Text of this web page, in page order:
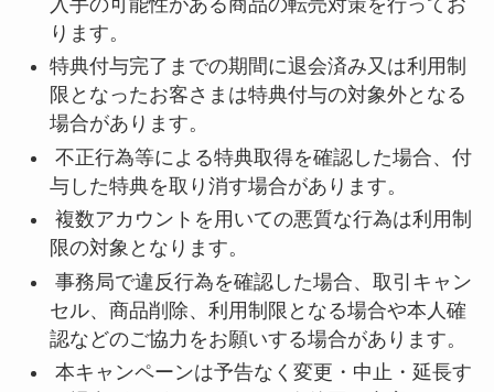
ります。
特典付与完了までの期間に退会済み又は利用制
限となったお客さまは特典付与の対象外となる
場合があります。
不正行為等による特典取得を確認した場合、付
与した特典を取り消す場合があります。
複数アカウントを用いての悪質な行為は利用制
限の対象となります。
事務局で違反行為を確認した場合、取引キャン
セル、商品削除、利用制限となる場合や本人確
認などのご協力をお願いする場合があります。
本キャンペーンは予告なく変更・中止・延長す